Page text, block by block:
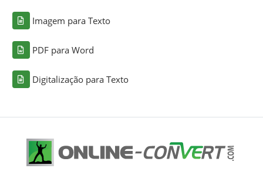
Imagem para Texto
PDF para Word
Digitalização para Texto